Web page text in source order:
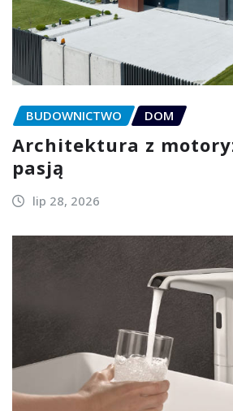
BUDOWNICTWO DOM
Architektura z
pasją
lip 28, 2026